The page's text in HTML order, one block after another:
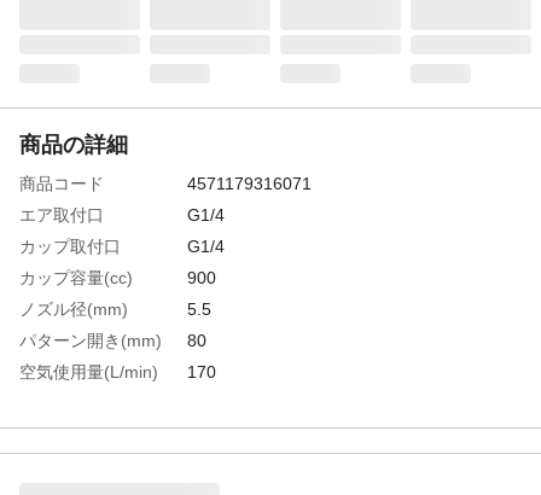
商品の詳細
商品コード
4571179316071
エア取付口
G1/4
カップ取付口
G1/4
カップ容量(cc)
900
ノズル径(mm)
5.5
パターン開き(mm)
80
空気使用量(L/min)
170
霧化段階
汎用